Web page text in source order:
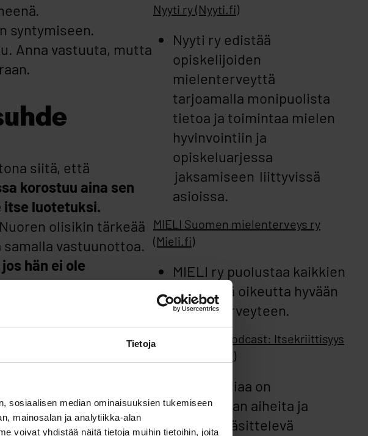
Tietoja
sosiaalisen median ominaisuuksien tukemiseen
mainosalan ja analytiikka-alan
voivat yhdistää näitä tietoja muihin tietoihin, joita
syntymiseen.
Anna vastuuta, mutta
siitä, että
korostuu aina sen
itse luotetuksi.
olisikin tärkeää
vastuunottoa.
hän ei ole
nuoren ajatuksia, ja
voi sekä puheen että
seurauksista.
myönteisestä
Nyyti ry (Nyyti.fi)
Nyyti ry edistää
opiskelijoiden
mielenterveyttä
tarjoamalla monipuolista
tietoa ja toimintaa mielen
hyvinvointiin ja
opiskeluarjessa
jaksamiseen liittyvissä
asioissa.
MIELI Suomen mielenterveys ry
(Mieli.fi)
MIELI ry puolustaa kaikkien
yhtäläistä oikeutta hyvään
mielenterveyteen.
Psykopodiaa-podcast: Itsekriittisyys
(Ninalyytinen.fi)
Psykopodiaa on
psykologian aiheita ja
ilmiöitä käsittelevä